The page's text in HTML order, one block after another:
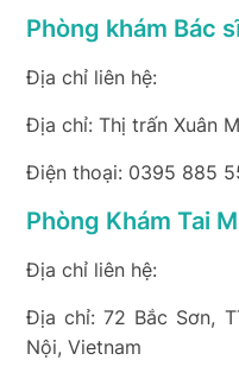
Phòng khám Bác
Địa chỉ liên hệ:
Địa chỉ: Thị trấn Xuân
Điện thoại: 0395 885
Phòng Khám Tai
Địa chỉ liên hệ:
Địa chỉ: 72 Bắc Sơn,
Nội, Vietnam